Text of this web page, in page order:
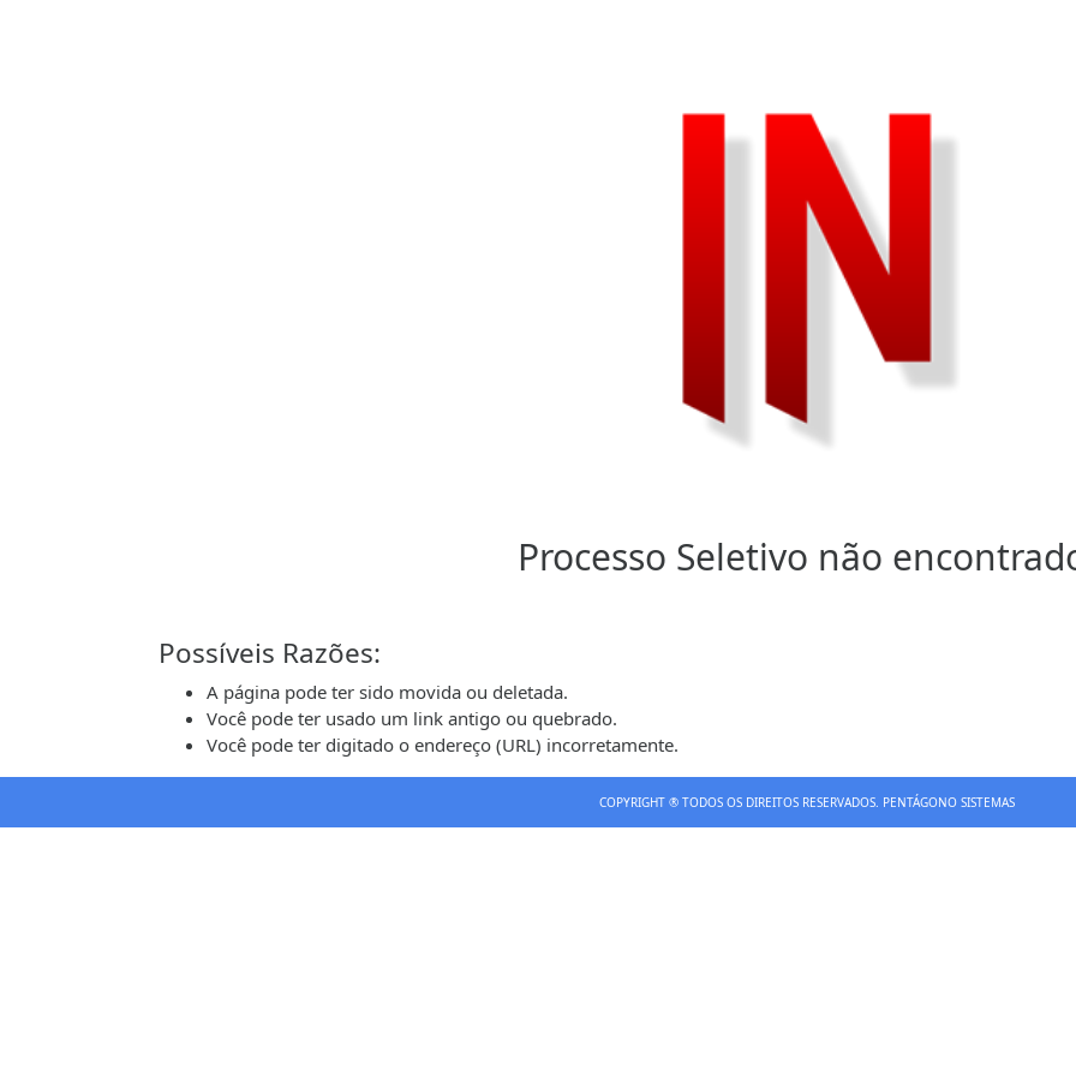
Processo Seletivo não
Possíveis Razões:
A página pode ter sido movida ou deletada.
Você pode ter usado um link antigo ou quebrado.
Você pode ter digitado o endereço (URL) incorretamente.
COPYRIGHT ® TODOS OS DIREITOS RESERVADOS. PENTÁGONO SISTEMAS